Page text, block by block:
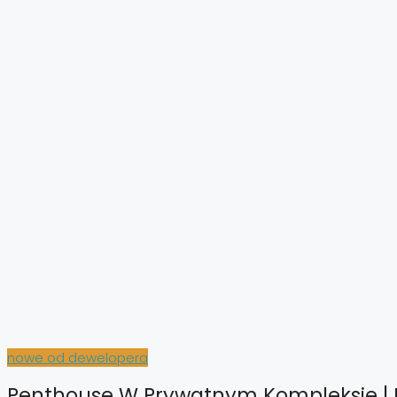
nowe od dewelopera